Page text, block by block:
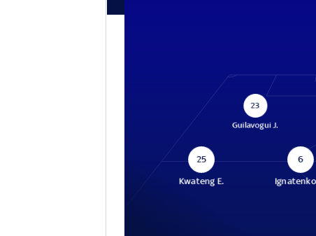
23
Guilavogui J.
25
Kwateng E.
6